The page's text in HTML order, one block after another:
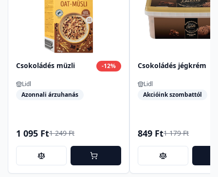
Csokoládés müzli -12%
Lidl
Azonnali árzuhanás
1 095 Ft1 249 Ft
Csokoládés jégkrém
Lidl
Akcióink szombattól
849 Ft1 179 Ft